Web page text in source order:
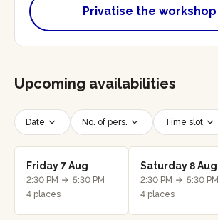
Privatise the workshop
Upcoming availabilities
Date No. of pers. Time slot
Reset filters
Friday 7 Aug
2:30 PM
5:30 PM
4 places
Saturday 8 Aug
2:30 PM
5:30 PM
4 places